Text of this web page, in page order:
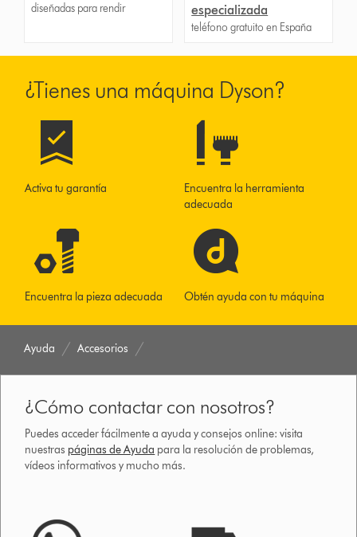
diseñadas para rendir
especializada
teléfono gratuito en España
¿Tienes una máquina Dyson?
Activa tu garantía
Encuentra la herramienta
adecuada
Encuentra la pieza adecuada Obtén ayuda con tu máquina
Ayuda Accesorios
¿Cómo contactar con nosotros?
Puedes acceder fácilmente a ayuda y consejos online: visita
nuestras páginas de Ayuda para la resolución de problemas,
vídeos informativos y mucho más.